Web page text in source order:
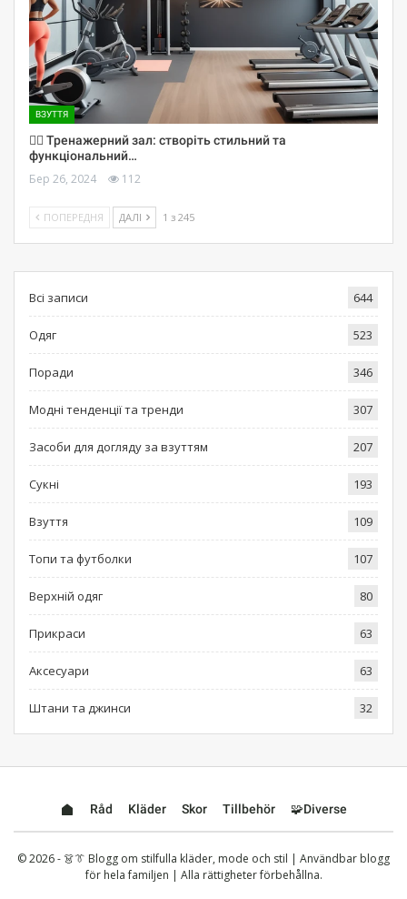
ВЗУТТЯ
🏋️‍♀️ Тренажерний зал: створіть стильний та
функціональний…
Бер 26, 2024 112
ПОПЕРЕДНЯ ДАЛІ 1 з 245
Всі записи 644
Одяг 523
Поради 346
Модні тенденції та тренди 307
Засоби для догляду за взуттям 207
Сукні 193
Взуття 109
Топи та футболки 107
Верхній одяг 80
Прикраси 63
Аксесуари 63
Штани та джинси 32
Råd Kläder Skor Tillbehör 🧩Diverse
© 2026 - 👗👔 Blogg om stilfulla kläder, mode och stil | Användbar blogg
för hela familjen | Alla rättigheter förbehållna.